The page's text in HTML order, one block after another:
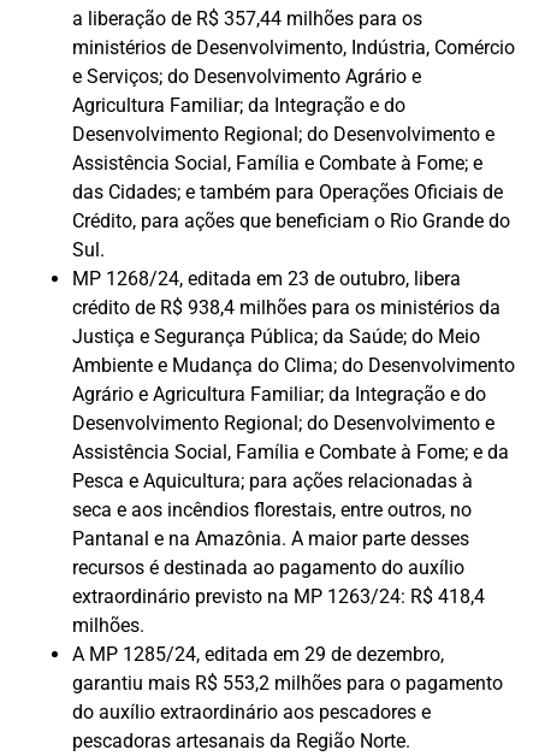
a liberação de R$ 357,44 milhões para os
ministérios de Desenvolvimento, Indústria, Comércio
e Serviços; do Desenvolvimento Agrário e
Agricultura Familiar; da Integração e do
Desenvolvimento Regional; do Desenvolvimento e
Assistência Social, Família e Combate à Fome; e
das Cidades; e também para Operações Oficiais de
Crédito, para ações que beneficiam o Rio Grande do
Sul.
MP 1268/24, editada em 23 de outubro, libera
crédito de R$ 938,4 milhões para os ministérios da
Justiça e Segurança Pública; da Saúde; do Meio
Ambiente e Mudança do Clima; do Desenvolvimento
Agrário e Agricultura Familiar; da Integração e do
Desenvolvimento Regional; do Desenvolvimento e
Assistência Social, Família e Combate à Fome; e da
Pesca e Aquicultura; para ações relacionadas à
seca e aos incêndios florestais, entre outros, no
Pantanal e na Amazônia. A maior parte desses
recursos é destinada ao pagamento do auxílio
extraordinário previsto na MP 1263/24: R$ 418,4
milhões.
A MP 1285/24, editada em 29 de dezembro,
garantiu mais R$ 553,2 milhões para o pagamento
do auxílio extraordinário aos pescadores e
pescadoras artesanais da Região Norte.